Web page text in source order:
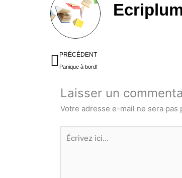
Précédent
PRÉCÉDENT
Panique à bord!
Laisser un
Votre adresse e-mail ne sera pas
Écrivez
ici…